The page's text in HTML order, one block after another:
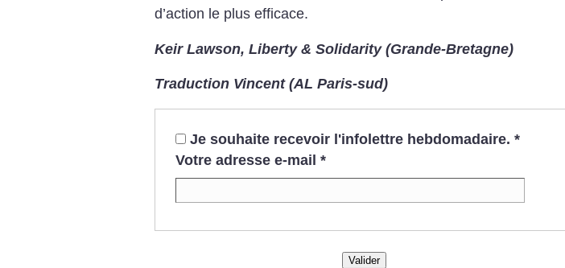
d’action le plus efficace.
Keir Lawson, Liberty & Solidarity (Grande-Bretagne)
Traduction Vincent (AL Paris-sud)
Je souhaite recevoir l'infolettre hebdomadaire. *
Votre adresse e-mail *
Valider